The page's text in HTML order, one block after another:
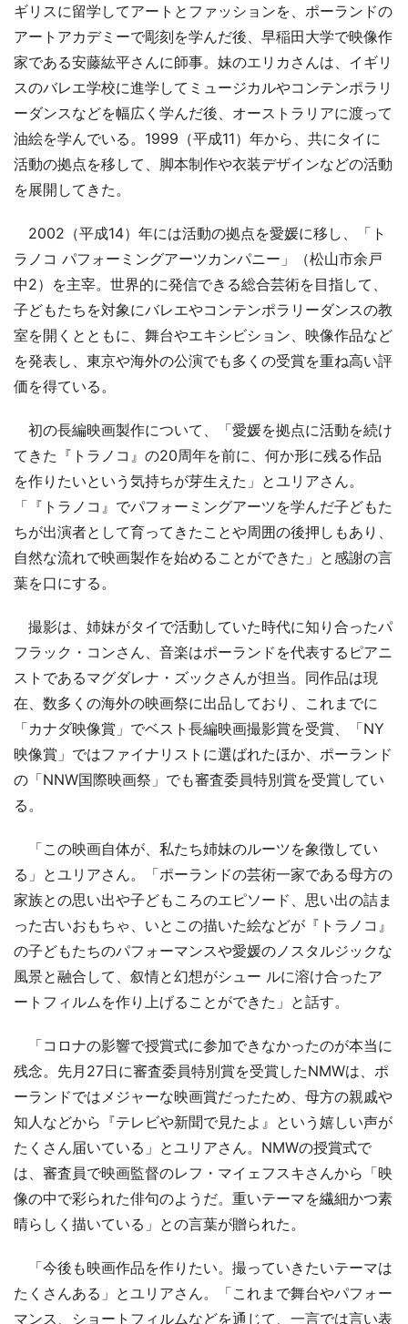
ギリスに留学してアートとファッションを、ポーランドの
アートアカデミーで彫刻を学んだ後、早稲田大学で映像作
家である安藤紘平さんに師事。妹のエリカさんは、イギリ
スのバレエ学校に進学してミュージカルやコンテンポラリ
ーダンスなどを幅広く学んだ後、オーストラリアに渡って
油絵を学んでいる。1999（平成11）年から、共にタイに
活動の拠点を移して、脚本制作や衣装デザインなどの活動
を展開してきた。
2002（平成14）年には活動の拠点を愛媛に移し、「ト
ラノコ パフォーミングアーツカンパニー」（松山市余戸
中2）を主宰。世界的に発信できる総合芸術を目指して、
子どもたちを対象にバレエやコンテンポラリーダンスの教
室を開くとともに、舞台やエキシビション、映像作品など
を発表し、東京や海外の公演でも多くの受賞を重ね高い評
価を得ている。
初の長編映画製作について、「愛媛を拠点に活動を続け
てきた『トラノコ』の20周年を前に、何か形に残る作品
を作りたいという気持ちが芽生えた」とユリアさん。
「『トラノコ』でパフォーミングアーツを学んだ子どもた
ちが出演者として育ってきたことや周囲の後押しもあり、
自然な流れで映画製作を始めることができた」と感謝の言
葉を口にする。
撮影は、姉妹がタイで活動していた時代に知り合ったパ
フラック・コンさん、音楽はポーランドを代表するピアニ
ストであるマグダレナ・ズックさんが担当。同作品は現
在、数多くの海外の映画祭に出品しており、これまでに
「カナダ映像賞」でベスト長編映画撮影賞を受賞、「NY
映像賞」ではファイナリストに選ばれたほか、ポーランド
の「NNW国際映画祭」でも審査委員特別賞を受賞してい
る。
「この映画自体が、私たち姉妹のルーツを象徴してい
る」とユリアさん。「ポーランドの芸術一家である母方の
家族との思い出や子どもころのエピソード、思い出の詰ま
った古いおもちゃ、いとこの描いた絵などが『トラノコ』
の子どもたちのパフォーマンスや愛媛のノスタルジックな
風景と融合して、叙情と幻想がシュー ルに溶け合ったア
ートフィルムを作り上げることができた」と話す。
「コロナの影響で授賞式に参加できなかったのが本当に
残念。先月27日に審査委員特別賞を受賞したNMWは、ポ
ーランドではメジャーな映画賞だったため、母方の親戚や
知人などから『テレビや新聞で見たよ』という嬉しい声が
たくさん届いている」とユリアさん。NMWの授賞式で
は、審査員で映画監督のレフ・マイェフスキさんから「映
像の中で彩られた俳句のようだ。重いテーマを繊細かつ素
晴らしく描いている」との言葉が贈られた。
「今後も映画作品を作りたい。撮っていきたいテーマは
たくさんある」とユリアさん。「これまで舞台やパフォー
マンス、ショートフィルムなどを通じて、一言では言い表